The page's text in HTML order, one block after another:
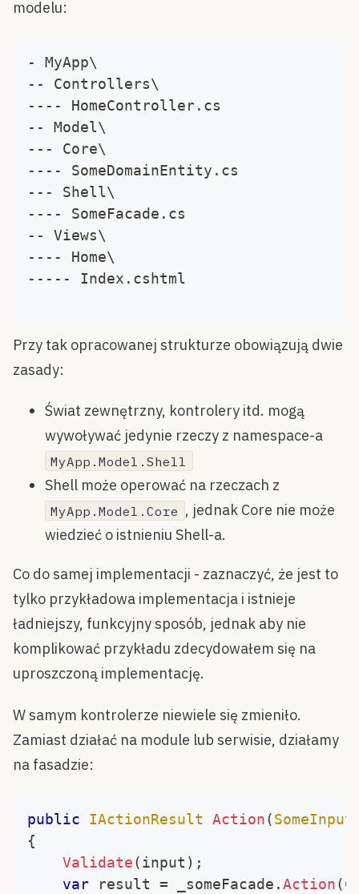
modelu:
- MyApp\
-- Controllers\
---- HomeController.cs
-- Model\
--- Core\
---- SomeDomainEntity.cs
--- Shell\
---- SomeFacade.cs
-- Views\
---- Home\
----- Index.cshtml
Przy tak opracowanej strukturze obowiązują dwie
zasady:
Świat zewnętrzny, kontrolery itd. mogą
wywoływać jedynie rzeczy z namespace-a
MyApp.Model.Shell
Shell może operować na rzeczach z
MyApp.Model.Core , jednak Core nie może
wiedzieć o istnieniu Shell-a.
Co do samej implementacji - zaznaczyć, że jest to
tylko przykładowa implementacja i istnieje
ładniejszy, funkcyjny sposób, jednak aby nie
komplikować przykładu zdecydowałem się na
uproszczoną implementację.
W samym kontrolerze niewiele się zmieniło.
Zamiast działać na module lub serwisie, działamy
na fasadzie:
public IActionResult Action(SomeInput
{
Validate(input ) ;
var result = _someFacade .Action(